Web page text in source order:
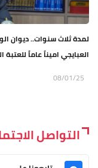
لمدة ثلاث سنوات.. ديوان
العبايجي اميناً عاماً
08/01/25
التواصل